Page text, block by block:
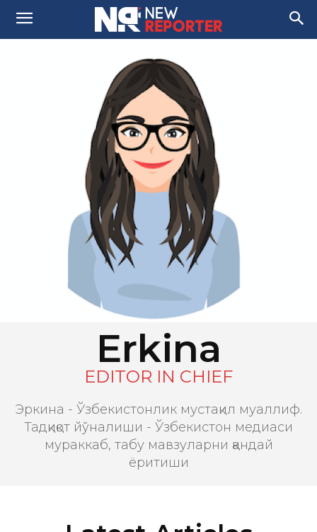
Erkina
EDITOR IN CHIEF
Эркина - Ўзбекистонлик мустақил муаллиф.
Тадқиқот йўналиши - Ўзбекистон медиаси
мураккаб, табу мавзуларни қандай
ёритиши